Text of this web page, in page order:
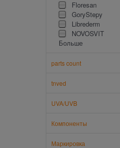
Floresan
GoryStepy
Librederm
NOVOSVIT
Больше
parts count
tnved
UVA/UVB
Компоненты
Маркировка